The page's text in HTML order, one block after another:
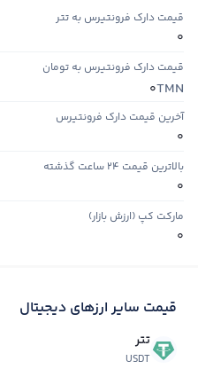
قیمت دارک فرونتیرس به تتر
0
قیمت دارک فرونتیرس به تومان
TMN
0
آخرین قیمت دارک فرونتیرس
0
بالاترین قیمت ۲۴ ساعت گذشته
0
مارکت کپ (ارزش بازار)
0
قیمت سایر ارزهای دیجیتال
تتر
USDT